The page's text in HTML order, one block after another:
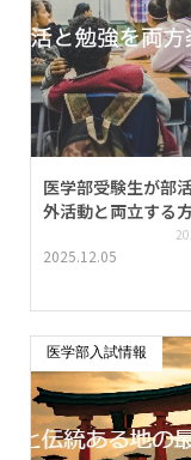
医学部受験生が部
外活動と両立する
2025.12.05
医学部入試情報